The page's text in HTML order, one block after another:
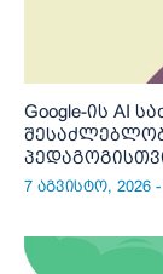
Google-ის AI
7 აგვისტო, 2026 -